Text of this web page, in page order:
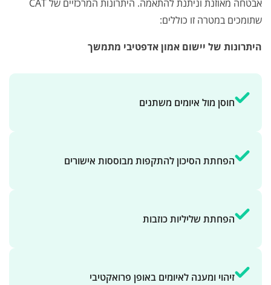
אבטחה מאוזנת וניתנת להתאמה. היתרונות המרכזיים של CAT
שתומכים במטרה זו כוללים:
היתרונות של יישום אמון אדפטיבי מתמשך
חוסן מול איומים משתנים
הפחתת הסיכון להתקפות מבוססות אישורים
הפחתת שליליות כוזבות
זיהוי ומענה לאיומים באופן פרואקטיבי